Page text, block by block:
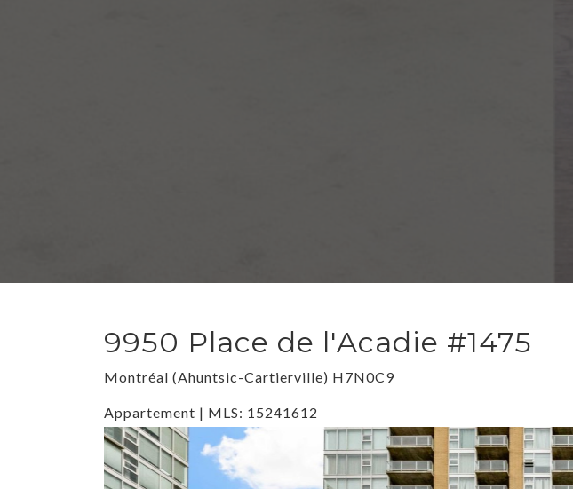
9950 Place de l'Acadie #1475
Montréal (Ahuntsic-Cartierville) H7N0C9
Appartement | MLS: 15241612